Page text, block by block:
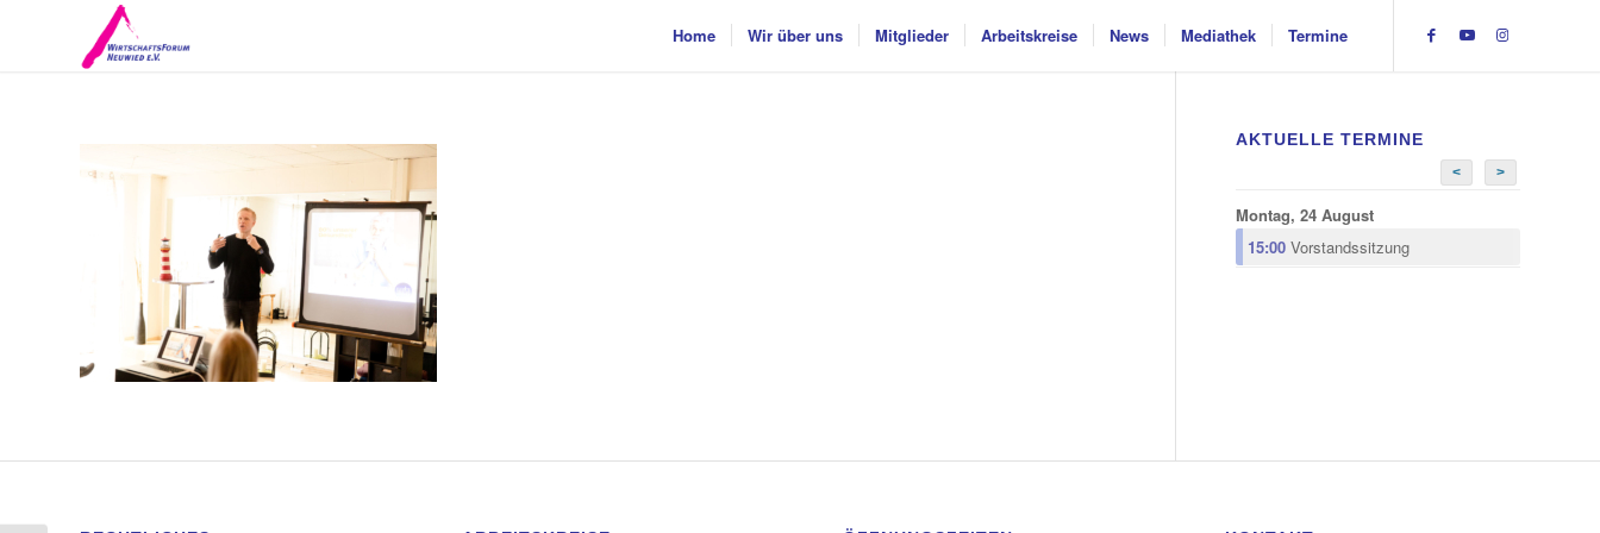
Home Wir über uns Mitglieder Arbeitskreise News Mediathek Termine
AKTUELLE TERMINE
< >
Montag, 24 August
15:00 Vorstandssitzung